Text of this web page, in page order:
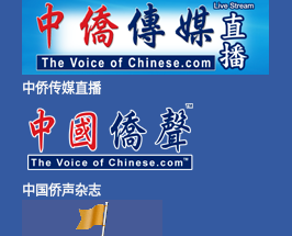
中侨传媒直播
中国侨声杂志